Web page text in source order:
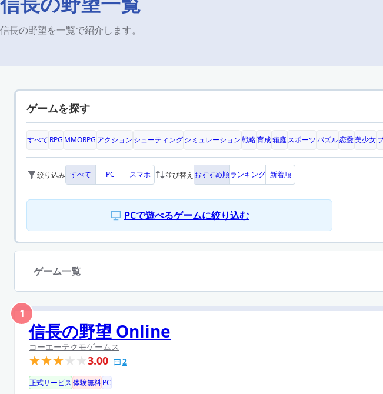
信長の野望を一覧で紹介します。
ゲームを探す
すべて RPG MMORPG アクション シューティングシミュレーション戦略育成箱庭 スポーツパズル恋愛美少女
絞り込み すべて PC スマホ 並び替え おすすめ順ランキング 新着順
PCで遊べるゲームに絞り込む
ゲーム一覧
信長の野望 Online
コーエーテクモゲームス
3.00 2
1
正式サービス体験無料PC